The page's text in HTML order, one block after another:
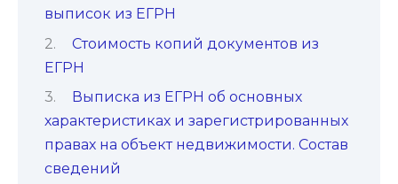
выписок из ЕГРН
Стоимость копий документов из
ЕГРН
Выписка из ЕГРН об основных
характеристиках и зарегистрированных
правах на объект недвижимости. Состав
сведений